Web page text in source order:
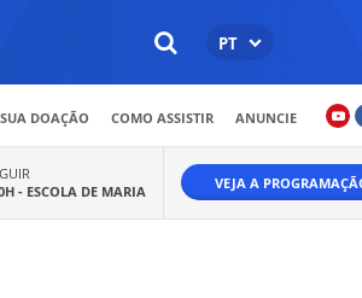
PT
DOAÇÃO COMO ASSISTIR ANUNCIE
- ESCOLA DE MARIA VEJA A